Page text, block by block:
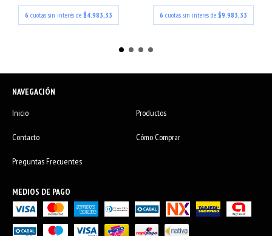
6 cuotas sin interés de$4.983,33 6 cuotas sin interés de $9.983,33
NAVEGACIÓN
Inicio
Productos
Contacto Cómo Comprar
Preguntas Frecuentes
MEDIOS DE PAGO